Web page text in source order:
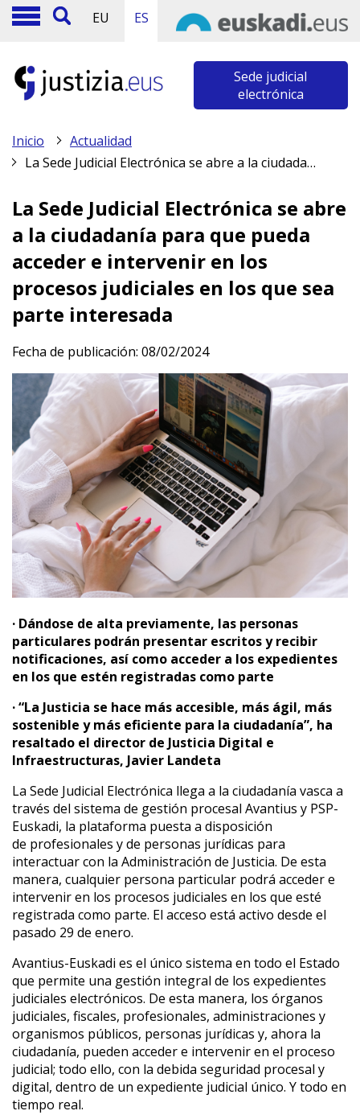
EU ES
Sede judicial
electrónica
Inicio
Actualidad
La Sede Judicial Electrónica se abre a la ciudadanía para que pueda acceder e intervenir en los procesos judiciales en los que sea parte interesada
La Sede Judicial Electrónica se abre
a la ciudadanía para que pueda
acceder e intervenir en los
procesos judiciales en los que sea
parte interesada
Fecha de publicación: 08/02/2024
· Dándose de alta previamente, las personas
particulares podrán presentar escritos y recibir
notificaciones, así como acceder a los expedientes
en los que estén registradas como parte
· “La Justicia se hace más accesible, más ágil, más
sostenible y más eficiente para la ciudadanía”, ha
resaltado el director de Justicia Digital e
Infraestructuras, Javier Landeta
La Sede Judicial Electrónica llega a la ciudadanía vasca a
través del sistema de gestión procesal Avantius y PSP-
Euskadi, la plataforma puesta a disposición
de profesionales y de personas jurídicas para
interactuar con la Administración de Justicia. De esta
manera, cualquier persona particular podrá acceder e
intervenir en los procesos judiciales en los que esté
registrada como parte. El acceso está activo desde el
pasado 29 de enero.
Avantius-Euskadi es el único sistema en todo el Estado
que permite una gestión integral de los expedientes
judiciales electrónicos. De esta manera, los órganos
judiciales, fiscales, profesionales, administraciones y
organismos públicos, personas jurídicas y, ahora la
ciudadanía, pueden acceder e intervenir en el proceso
judicial; todo ello, con la debida seguridad procesal y
digital, dentro de un expediente judicial único. Y todo en
tiempo real.